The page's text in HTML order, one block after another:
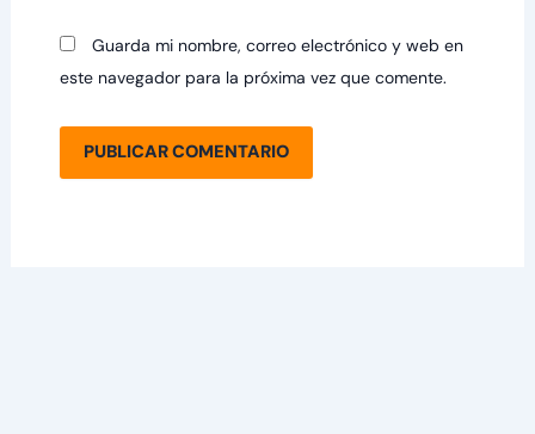
Guarda mi nombre, correo electrónico y web en
este navegador para la próxima vez que comente.